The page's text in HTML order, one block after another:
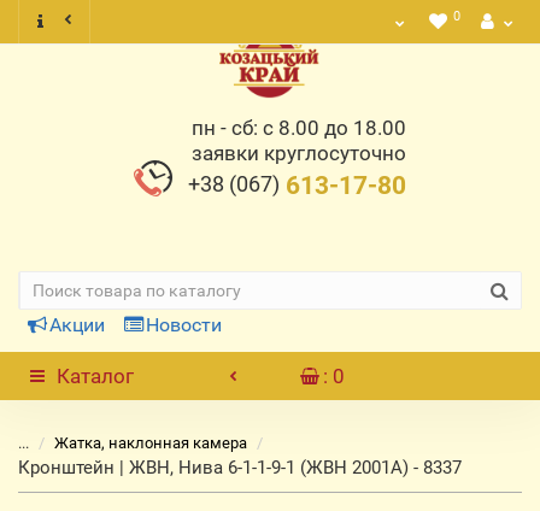
0
пн - сб: с 8.00 до 18.00
заявки круглосуточно
+38 (067) 613-17-80
Акции Новости
Каталог : 0
... Жатка, наклонная камера
Кронштейн | ЖВН, Нива 6-1-1-9-1 (ЖВН 2001А) - 8337